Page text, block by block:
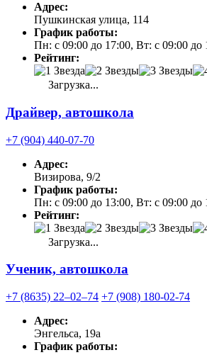
Адрес:
Пушкинская улица, 114
График работы:
Пн: с 09:00 до 17:00, Вт: с 09:00
Рейтинг:
Загрузка...
Драйвер, автошкола
+7 (904) 440-07-70
Адрес:
Визирова, 9/2
График работы:
Пн: с 09:00 до 13:00, Вт: с 09:00
Рейтинг:
Загрузка...
Ученик, автошкола
+7 (8635) 22‒02‒74 +7 (908) 180-02-74
Адрес:
Энгельса, 19а
График работы: